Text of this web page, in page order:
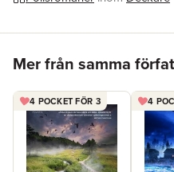
Mer från samma
4 POCKET FÖR 3 4